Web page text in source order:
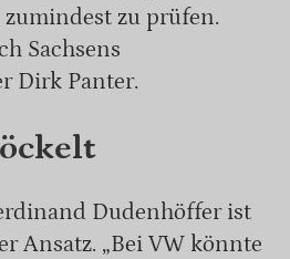
zu prüfen.
Sachsens
Dirk Panter.
Dudenhöffer ist
Ansatz. „Bei VW könnte